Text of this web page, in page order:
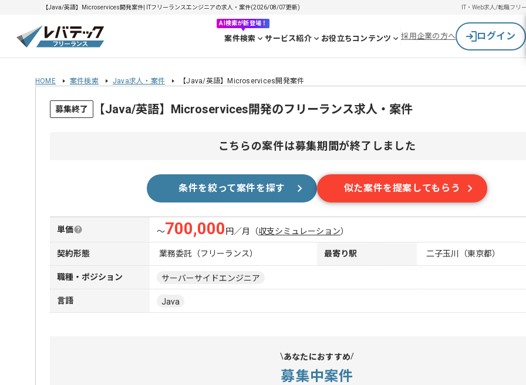
【Java/英語】Microservices開発案件| ITフリーランスエンジニアの求人・案件(2026/08/07更新) IT・Web求人/転職フリ
AI検索が新登場！
案件検索 サービス紹介 お役立ちコンテンツ 採用企業の方へ ログイン
HOME 案件検索 Java求人・案件 【Java/英語】Microservices開発案件
募集終了 【Java/英語】Microservices開発のフリーランス求人・案件
こちらの案件は募集期間が終了しました
条件を絞って案件を探す 似た案件を提案してもらう
単価 〜700,000 円／月 （収支シミュレーション）
契約形態 業務委託（フリーランス） 最寄り駅 二子玉川（東京都）
職種・ポジション サーバーサイドエンジニア
言語 Java
あなたにおすすめ
募集中案件